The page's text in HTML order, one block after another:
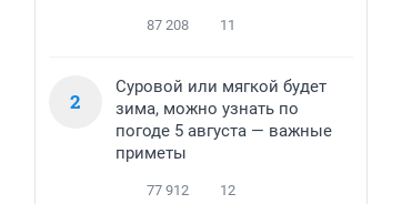
87 208 11
2
Суровой или мягкой будет
зима, можно узнать по
погоде 5 августа — важные
приметы
77 912 12